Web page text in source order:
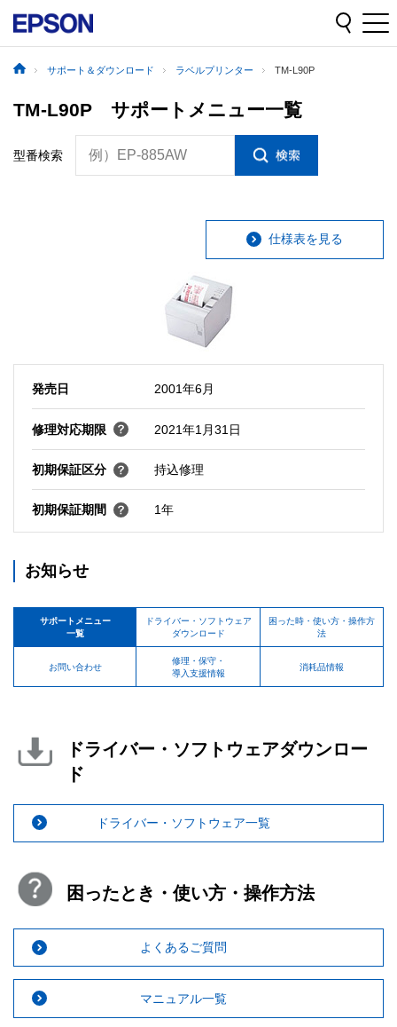
サポート＆ダウンロード ラベルプリンター TM-L90P
TM-L90P サポートメニュー一覧
型番検索 例）EP-885AW
仕様表を見る
発売日 2001年6月
修理対応期限 2021年1月31日
初期保証区分 持込修理
初期保証期間 1年
お知らせ
サポートメニュー
一覧
ドライバー・ソフトウェア
ダウンロード
困った時・使い方・操作方
法
お問い合わせ
修理・保守・
導入支援情報
消耗品情報
ドライバー・ソフトウェアダウンロー
ド
ドライバー・ソフトウェア一覧
困ったとき・使い方・操作方法
よくあるご質問
マニュアル一覧